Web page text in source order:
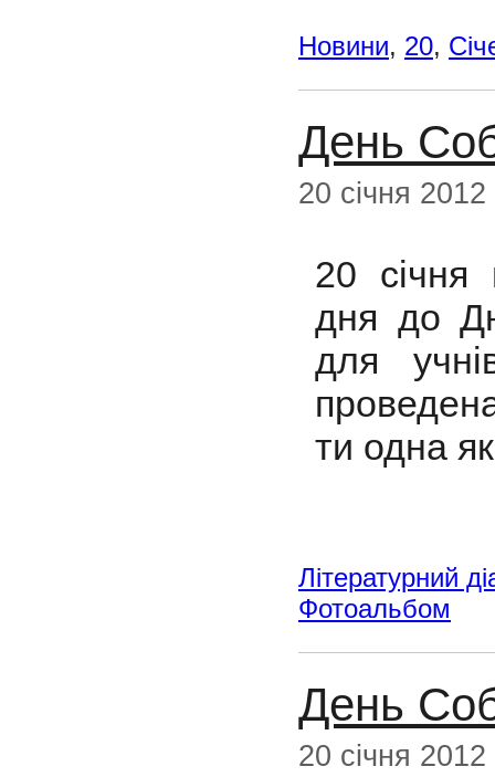
Новини, 20,
День
20 січня 2012
20 січня
дня до
для
ти одна
Літературний
Фотоальбом
День
20 січня 2012